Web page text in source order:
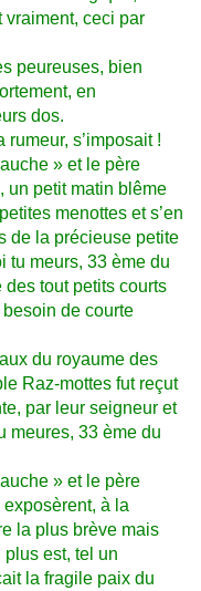
vraiment, ceci par
peureuses, bien
en
dos.
s’imposait !
» et le père
un petit matin blême
menottes et s’en
de la précieuse petite
tu meurs, 33 ème du
tout petits courts
de courte
du royaume des
Raz-mottes fut reçut
par leur seigneur et
meures, 33 ème du
» et le père
à la
la plus brève mais
est, tel un
la fragile paix du